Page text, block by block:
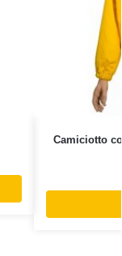
Camiciotto